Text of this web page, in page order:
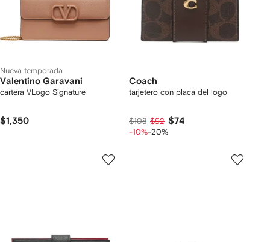
Nueva temporada
Valentino Garavani
cartera VLogo Signature
$1,350
Coach
tarjetero con placa del logo
$108 $92 $74
-10%-20%